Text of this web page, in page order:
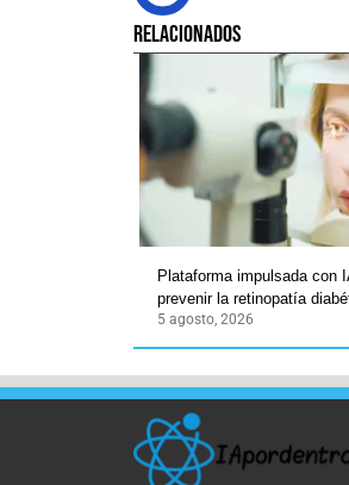
RELACIONADOS
Plataforma impulsada con
prevenir la retinopatía
5 agosto, 2026